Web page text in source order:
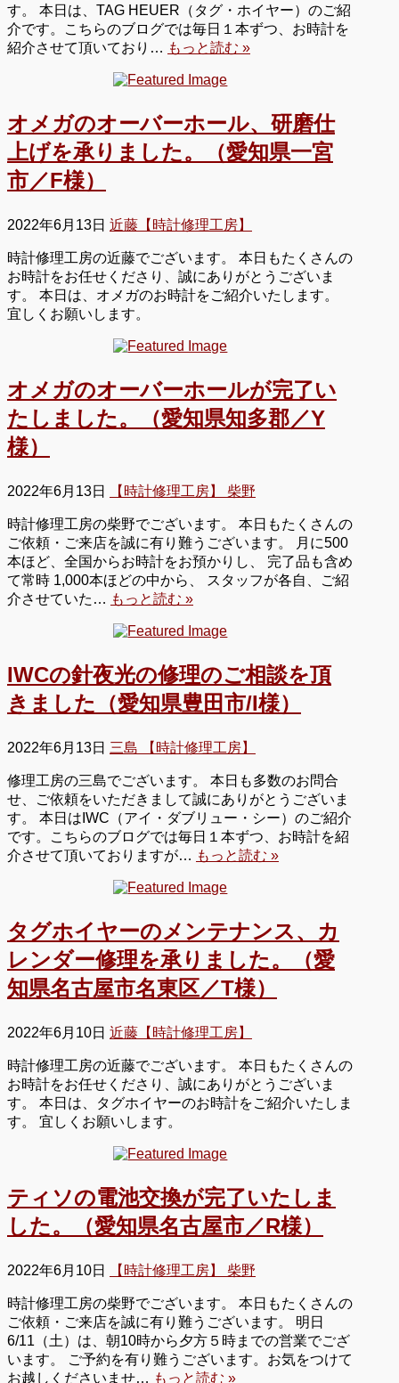
す。 本日は、TAG HEUER（タグ・ホイヤー）のご紹
介です。こちらのブログでは毎日１本ずつ、お時計を
紹介させて頂いており… もっと読む »
オメガのオーバーホール、研磨仕
上げを承りました。（愛知県一宮
市／F様）
2022年6月13日 近藤【時計修理工房】
時計修理工房の近藤でございます。 本日もたくさんの
お時計をお任せくださり、誠にありがとうございま
す。 本日は、オメガのお時計をご紹介いたします。
宜しくお願いします。
オメガのオーバーホールが完了い
たしました。（愛知県知多郡／Y
様）
2022年6月13日 【時計修理工房】 柴野
時計修理工房の柴野でございます。 本日もたくさんの
ご依頼・ご来店を誠に有り難うございます。 月に500
本ほど、全国からお時計をお預かりし、 完了品も含め
て常時 1,000本ほどの中から、 スタッフが各自、ご紹
介させていた… もっと読む »
IWCの針夜光の修理のご相談を頂
きました（愛知県豊田市/I様）
2022年6月13日 三島 【時計修理工房】
修理工房の三島でございます。 本日も多数のお問合
せ、ご依頼をいただきまして誠にありがとうございま
す。 本日はIWC（アイ・ダブリュー・シー）のご紹介
です。こちらのブログでは毎日１本ずつ、お時計を紹
介させて頂いておりますが… もっと読む »
タグホイヤーのメンテナンス、カ
レンダー修理を承りました。（愛
知県名古屋市名東区／T様）
2022年6月10日 近藤【時計修理工房】
時計修理工房の近藤でございます。 本日もたくさんの
お時計をお任せくださり、誠にありがとうございま
す。 本日は、タグホイヤーのお時計をご紹介いたしま
す。 宜しくお願いします。
ティソの電池交換が完了いたしま
した。（愛知県名古屋市／R様）
2022年6月10日 【時計修理工房】 柴野
時計修理工房の柴野でございます。 本日もたくさんの
ご依頼・ご来店を誠に有り難うございます。 明日
6/11（土）は、朝10時から夕方５時までの営業でござ
います。 ご予約を有り難うございます。お気をつけて
お越しくださいませ… もっと読む »